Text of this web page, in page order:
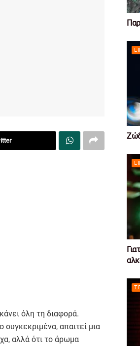
όλη τη διαφορά.
απαιτεί μια
αλλά ότι το άρωμα